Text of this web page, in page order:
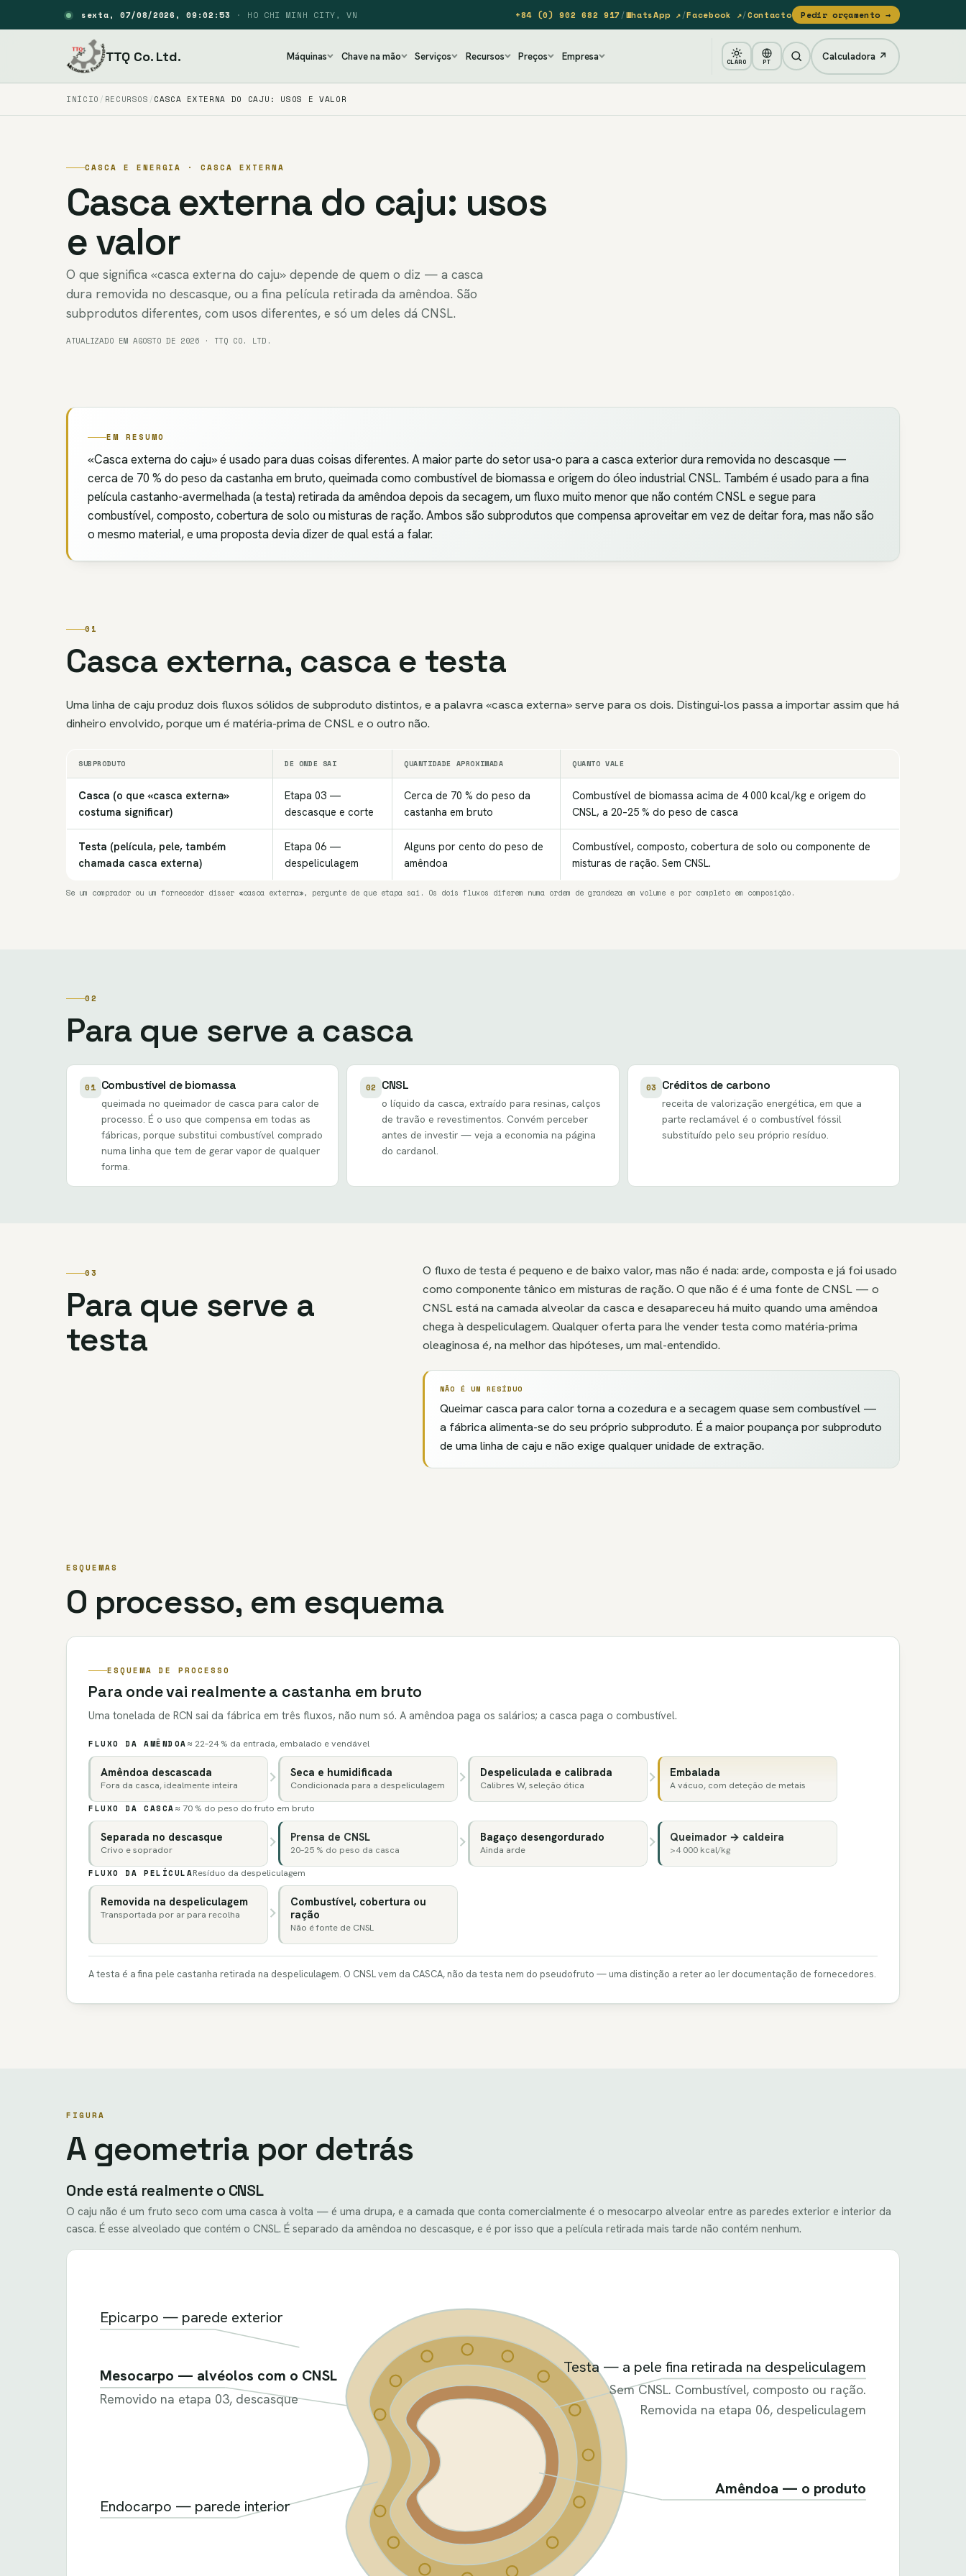
sexta, 07/08/2026, 09:02:54 · HO CHI MINH CITY, VN +84 (0) 902 682 917/WhatsApp ↗/Facebook ↗/Contacto Pedir orçamento →
TTQ Co. Ltd. Máquinas Chave na mão Serviços Recursos Preços Empresa CLARO PT Calculadora ↗
INÍCIO RECURSOS CASCA EXTERNA DO CAJU: USOS E VALOR
CASCA E ENERGIA · CASCA EXTERNA
Casca externa do caju: usos
e valor
O que significa «casca externa do caju» depende de quem o diz — a casca
dura removida no descasque, ou a fina película retirada da amêndoa. São
subprodutos diferentes, com usos diferentes, e só um deles dá CNSL.
ATUALIZADO EM AGOSTO DE 2026 · TTQ CO. LTD.
EM RESUMO
«Casca externa do caju» é usado para duas coisas diferentes. A maior parte do setor usa-o para a casca exterior dura removida no descasque —
cerca de 70 % do peso da castanha em bruto, queimada como combustível de biomassa e origem do óleo industrial CNSL. Também é usado para a fina
película castanho-avermelhada (a testa) retirada da amêndoa depois da secagem, um fluxo muito menor que não contém CNSL e segue para
combustível, composto, cobertura de solo ou misturas de ração. Ambos são subprodutos que compensa aproveitar em vez de deitar fora, mas não são
o mesmo material, e uma proposta devia dizer de qual está a falar.
01
Casca externa, casca e testa
Uma linha de caju produz dois fluxos sólidos de subproduto distintos, e a palavra «casca externa» serve para os dois. Distingui-los passa a importar assim que há
dinheiro envolvido, porque um é matéria-prima de CNSL e o outro não.
SUBPRODUTO DE ONDE SAI QUANTIDADE APROXIMADA QUANTO VALE
Casca (o que «casca externa»
costuma significar)
Etapa 03 —
descasque e corte
Cerca de 70 % do peso da
castanha em bruto
Combustível de biomassa acima de 4 000 kcal/kg e origem do
CNSL, a 20–25 % do peso de casca
Testa (película, pele, também
chamada casca externa)
Etapa 06 —
despeliculagem
Alguns por cento do peso de
amêndoa
Combustível, composto, cobertura de solo ou componente de
misturas de ração. Sem CNSL.
Se um comprador ou um fornecedor disser «casca externa», pergunte de que etapa sai. Os dois fluxos diferem numa ordem de grandeza em volume e por completo em composição.
02
Para que serve a casca
01 Combustível de biomassa
queimada no queimador de casca para calor de
processo. É o uso que compensa em todas as
fábricas, porque substitui combustível comprado
numa linha que tem de gerar vapor de qualquer
forma.
02 CNSL
o líquido da casca, extraído para resinas, calços
de travão e revestimentos. Convém perceber
antes de investir — veja a economia na página
do cardanol.
03 Créditos de carbono
receita de valorização energética, em que a
parte reclamável é o combustível fóssil
substituído pelo seu próprio resíduo.
03
Para que serve a
testa
O fluxo de testa é pequeno e de baixo valor, mas não é nada: arde, composta e já foi usado
como componente tânico em misturas de ração. O que não é é uma fonte de CNSL — o
CNSL está na camada alveolar da casca e desapareceu há muito quando uma amêndoa
chega à despeliculagem. Qualquer oferta para lhe vender testa como matéria-prima
oleaginosa é, na melhor das hipóteses, um mal-entendido.
NÃO É UM RESÍDUO
Queimar casca para calor torna a cozedura e a secagem quase sem combustível —
a fábrica alimenta-se do seu próprio subproduto. É a maior poupança por subproduto
de uma linha de caju e não exige qualquer unidade de extração.
ESQUEMAS
O processo, em esquema
ESQUEMA DE PROCESSO
Para onde vai realmente a castanha em bruto
Uma tonelada de RCN sai da fábrica em três fluxos, não num só. A amêndoa paga os salários; a casca paga o combustível.
FLUXO DA AMÊNDOA≈ 22–24 % da entrada, embalado e vendável
Amêndoa descascada
Fora da casca, idealmente inteira
Seca e humidificada
Condicionada para a despeliculagem
Despeliculada e calibrada
Calibres W, seleção ótica
Embalada
A vácuo, com deteção de metais
FLUXO DA CASCA≈ 70 % do peso do fruto em bruto
Separada no descasque
Crivo e soprador
Prensa de CNSL
20–25 % do peso da casca
Bagaço desengordurado
Ainda arde
Queimador → caldeira
>4 000 kcal/kg
FLUXO DA PELÍCULAResíduo da despeliculagem
Removida na despeliculagem
Transportada por ar para recolha
Combustível, cobertura ou
ração
Não é fonte de CNSL
A testa é a fina pele castanha retirada na despeliculagem. O CNSL vem da CASCA, não da testa nem do pseudofruto — uma distinção a reter ao ler documentação de fornecedores.
FIGURA
A geometria por detrás
Onde está realmente o CNSL
O caju não é um fruto seco com uma casca à volta — é uma drupa, e a camada que conta comercialmente é o mesocarpo alveolar entre as paredes exterior e interior da
casca. É esse alveolado que contém o CNSL. É separado da amêndoa no descasque, e é por isso que a película retirada mais tarde não contém nenhum.
Epicarpo — parede exterior
Mesocarpo — alvéolos com o CNSL
Endocarpo — parede interior
Removido na etapa 03, descasque
Testa — a pele fina retirada na despeliculagem
Sem CNSL. Combustível, composto ou ração.
Removida na etapa 06, despeliculagem
Amêndoa — o produto